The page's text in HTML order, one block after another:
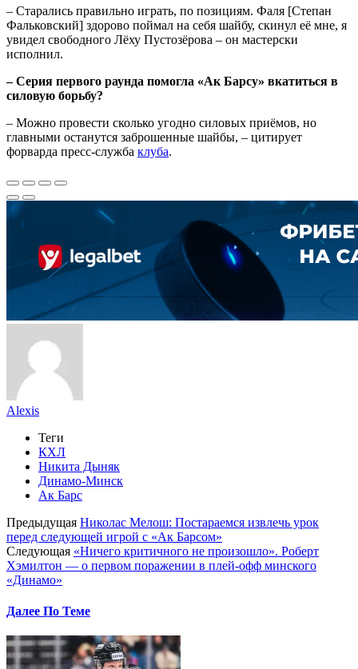
– Старались правильно играть, по позициям. Фаля [Степан
Фальковский] здорово поймал на себя шайбу, скинул её мне, я
увидел свободного Лёху Пустозёрова – он мастерски
исполнил.
– Серия первого раунда помогла «Ак Барсу» вкатиться в
силовую борьбу?
– Можно провести сколько угодно силовых приёмов, но
главными останутся заброшенные шайбы, – цитирует
форварда пресс-служба клуба.
Alexis
Теги
КХЛ
Никита Дыняк
Динамо-Минск
Ак Барс
Предыдущая Николас Мелош: Постараемся извлечь урок
перед следующей игрой с «Ак Барсом»
Следующая «Ничего критичного не произошло». Роберт
Хэмилтон — о первом поражении в плей-офф минского
«Динамо»
Далее По Теме